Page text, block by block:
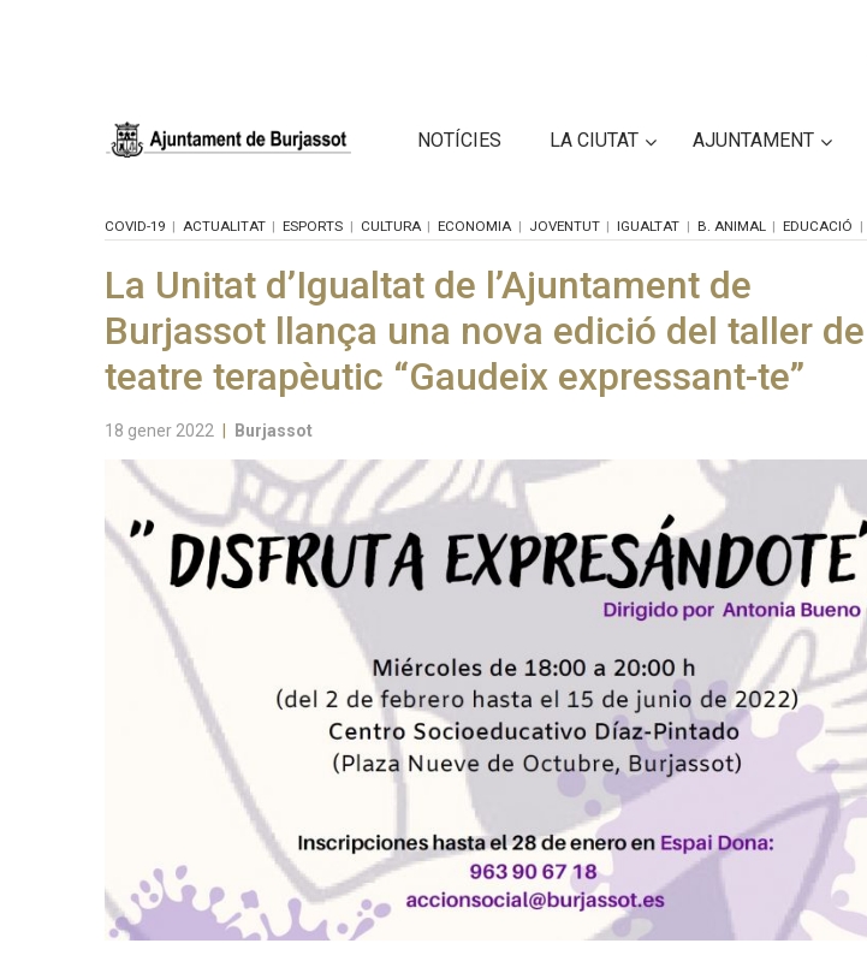
NOTÍCIES LA CIUTAT AJUNTAMENT
COVID-19 ACTUALITAT ESPORTS CULTURA ECONOMIA JOVENTUT IGUALTAT B. ANIMAL EDUCACIÓ
La Unitat d’Igualtat de l’Ajuntament de
Burjassot llança una nova edició del taller de
teatre terapèutic “Gaudeix expressant-te”
18 gener 2022 Burjassot